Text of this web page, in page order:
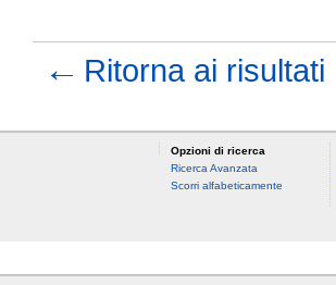
← Ritorna ai risultati
Opzioni di ricerca
Ricerca Avanzata
Scorri alfabeticamente